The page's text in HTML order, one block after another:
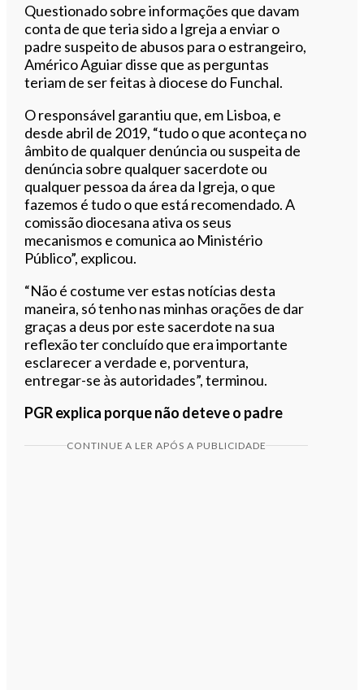
Questionado sobre informações que davam
conta de que teria sido a Igreja a enviar o
padre suspeito de abusos para o estrangeiro,
Américo Aguiar disse que as perguntas
teriam de ser feitas à diocese do Funchal.
O responsável garantiu que, em Lisboa, e
desde abril de 2019, “tudo o que aconteça no
âmbito de qualquer denúncia ou suspeita de
denúncia sobre qualquer sacerdote ou
qualquer pessoa da área da Igreja, o que
fazemos é tudo o que está recomendado. A
comissão diocesana ativa os seus
mecanismos e comunica ao Ministério
Público”, explicou.
“Não é costume ver estas notícias desta
maneira, só tenho nas minhas orações de dar
graças a deus por este sacerdote na sua
reflexão ter concluído que era importante
esclarecer a verdade e, porventura,
entregar-se às autoridades”, terminou.
PGR explica porque não deteve o padre
CONTINUE A LER APÓS A PUBLICIDADE